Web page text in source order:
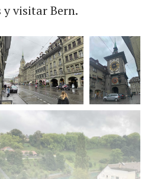
y visitar Bern.